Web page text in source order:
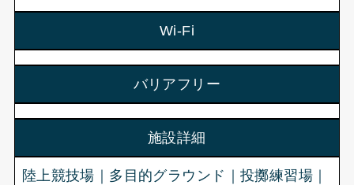
Wi-Fi
バリアフリー
施設詳細
陸上競技場｜多目的グラウンド｜投擲練習場｜